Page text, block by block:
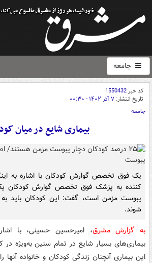
جامعه
کد خبر1550432
تاریخ انتشار: ۷ آذر ۱۴۰۲ - ۰۰:۳۰
جامعه
بیماری شایع در میان
یک فوق تخصص گوارش کودکان با اشاره به
کننده به پزشک فوق تخصص گوارش کودکان یک
یبوست مزمن است، گفت: این کودکان باید به
شوند.
به گزارش مشرق، امیرحسین حسینی، با
بیماری‌های بسیار شایع در تمام سنین به‌ویژه در
این بیماری آنچنان زندگی کودکان و خانواده آنها